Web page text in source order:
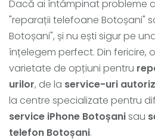
Dacă ai întâmpinat probleme
"reparații telefoane Botoșani"
Botoșani", și nu ești sigur pe
înțelegem perfect. Din fericire,
varietate de opțiuni pentru
urilor, de la service-uri
la centre specializate pentru
service iPhone Botoșanisau
telefon Botoșani.